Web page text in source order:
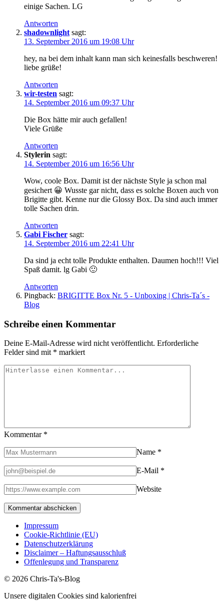
einige Sachen. LG
Antworten
shadownlight sagt:
13. September 2016 um 19:08 Uhr
hey, na bei dem inhalt kann man sich keinesfalls beschweren!
liebe grüße!
Antworten
wir-testen sagt:
14. September 2016 um 09:37 Uhr
Die Box hätte mir auch gefallen!
Viele Grüße
Antworten
Stylerin sagt:
14. September 2016 um 16:56 Uhr
Wow, coole Box. Damit ist der nächste Style ja schon mal
gesichert 😀 Wusste gar nicht, dass es solche Boxen auch von
Brigitte gibt. Kenne nur die Glossy Box. Da sind auch immer
tolle Sachen drin.
Antworten
Gabi Fischer sagt:
14. September 2016 um 22:41 Uhr
Da sind ja echt tolle Produkte enthalten. Daumen hoch!!! Viel
Spaß damit. lg Gabi 🙂
Antworten
Pingback: BRIGITTE Box Nr. 5 - Unboxing | Chris-Ta´s -
Blog
Schreibe einen Kommentar
Deine E-Mail-Adresse wird nicht veröffentlicht. Erforderliche
Felder sind mit * markiert
Kommentar *
Name *
E-Mail *
Website
Impressum
Cookie-Richtlinie (EU)
Datenschutzerklärung
Disclaimer – Haftungsausschluß
Offenlegung und Transparenz
© 2026 Chris-Ta's-Blog
Unsere digitalen Cookies sind kalorienfrei